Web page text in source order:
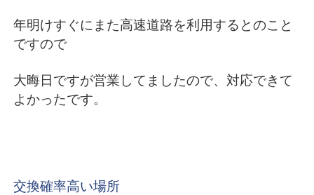
年明けすぐにまた高速道路を利用するとのこと
ですので
大晦日ですが営業してましたので、対応できて
よかったです。
交換確率高い場所